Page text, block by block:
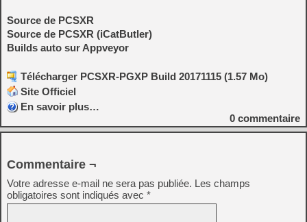
Source de PCSXR
Source de PCSXR (iCatButler)
Builds auto sur Appveyor
Télécharger PCSXR-PGXP Build 20171115 (1.57 Mo)
Site Officiel
En savoir plus…
0 commentaire
Commentaire ¬
Votre adresse e-mail ne sera pas publiée. Les champs
obligatoires sont indiqués avec *